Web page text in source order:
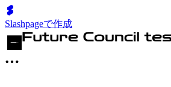
Slashpageで作成